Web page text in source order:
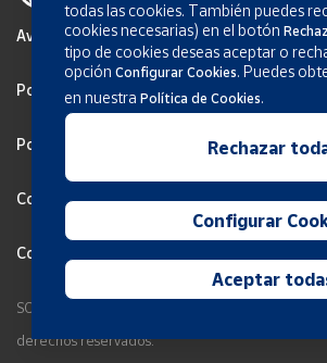
Aviso Legal
Política de privacidad
Política de Cookies
Configurar Cookies
Condiciones generales de los servicios
SOCIEDAD ESTATAL CORREOS Y TELÉGRAFOS,
derechos reservados.
todas las cookies. También puedes
cookies necesarias) en el botón
tipo de cookies deseas aceptar o
opciónConfigurar Cookies. Puedes
en nuestraPolítica de Cookies.
Rechazar
Configurar
Aceptar